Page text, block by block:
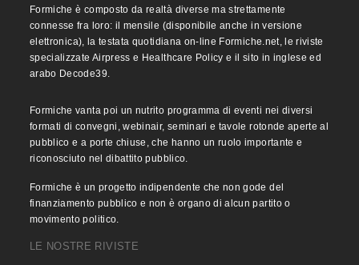
Formiche è composto da realtà diverse ma strettamente
connesse fra loro: il mensile (disponibile anche in versione
elettronica), la testata quotidiana on-line Formiche.net, le riviste
specializzate Airpress e Healthcare Policy e il sito in inglese ed
arabo Decode39.
Formiche vanta poi un nutrito programma di eventi nei diversi
formati di convegni, webinair, seminari e tavole rotonde aperte al
pubblico e a porte chiuse, che hanno un ruolo importante e
riconosciuto nel dibattito pubblico.
Formiche è un progetto indipendente che non gode del
finanziamento pubblico e non è organo di alcun partito o
movimento politico.
LE NOSTRE RIVISTE